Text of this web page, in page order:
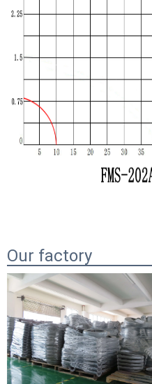
Our factory